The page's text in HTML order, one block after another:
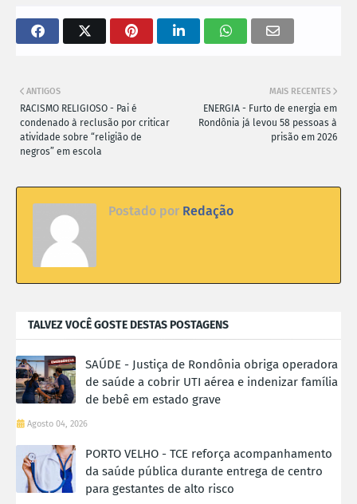
MAIS RECENTES
ENERGIA - Furto de energia em
Rondônia já levou 58 pessoas à
prisão em 2026
ANTIGOS
RACISMO RELIGIOSO - Pai é
condenado à reclusão por criticar
atividade sobre “religião de
negros” em escola
Postado por Redação
TALVEZ VOCÊ GOSTE DESTAS POSTAGENS
SAÚDE - Justiça de Rondônia obriga operadora
de saúde a cobrir UTI aérea e indenizar família
de bebê em estado grave
Agosto 04, 2026
PORTO VELHO - TCE reforça acompanhamento
da saúde pública durante entrega de centro
para gestantes de alto risco